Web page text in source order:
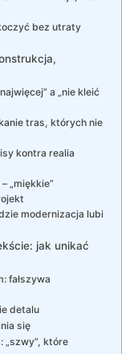
bez utraty
a „nie kleić
tras, których nie
kontra realia
„miękkie”
modernizacja lubi
jak unikać
fałszywa
detalu
się
„szwy”, które